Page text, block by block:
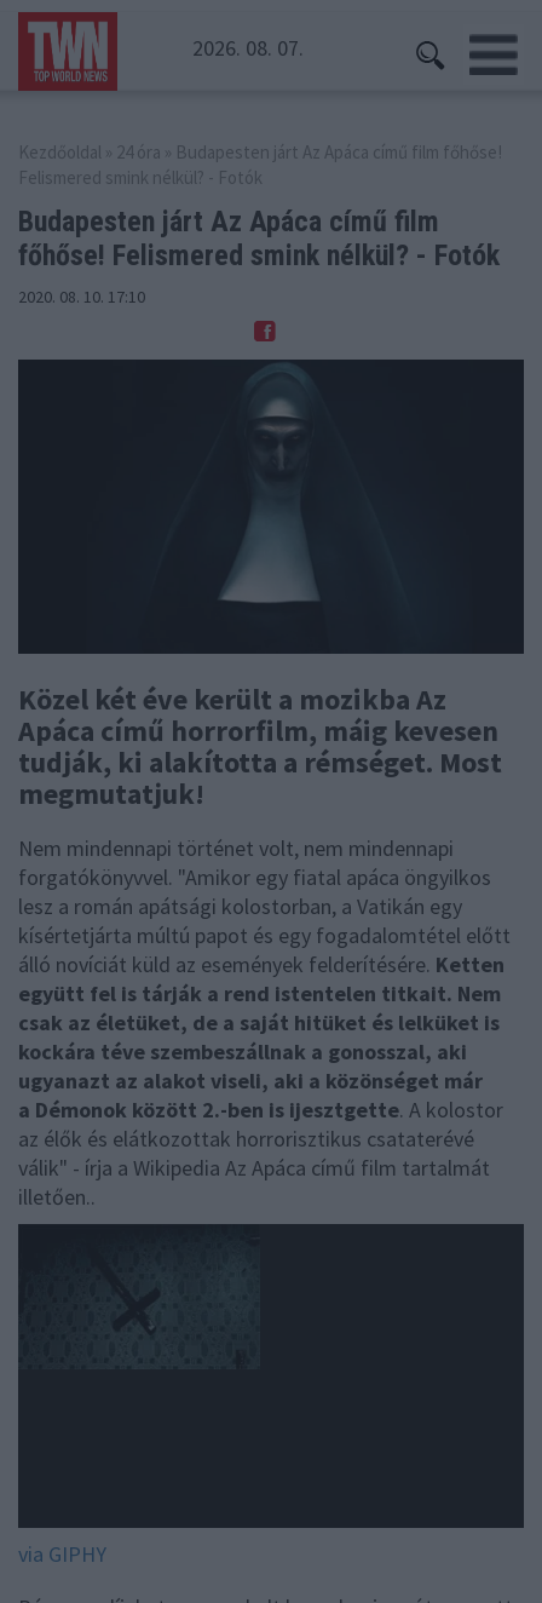
2026. 08. 07.
Kezdőoldal » 24 óra » Budapesten járt Az Apáca című film főhőse!
Felismered smink nélkül? - Fotók
Budapesten járt Az Apáca című film
főhőse! Felismered smink nélkül? - Fotók
2020. 08. 10. 17:10
Közel két éve került a mozikba Az
Apáca című horrorfilm, máig kevesen
tudják, ki alakította a rémséget. Most
megmutatjuk!
Nem mindennapi történet volt, nem mindennapi
forgatókönyvvel. "Amikor egy fiatal apáca öngyilkos
lesz a román apátsági kolostorban, a Vatikán egy
kísértetjárta múltú papot és egy fogadalomtétel előtt
álló novíciát küld az események felderítésére. Ketten
együtt fel is tárják a rend istentelen titkait. Nem
csak az életüket, de a saját hitüket és lelküket is
kockára téve szembeszállnak a gonosszal, aki
ugyanazt az alakot viseli, aki a közönséget már
a Démonok között 2.-ben is ijesztgette. A kolostor
az élők és elátkozottak horrorisztikus csataterévé
válik" - írja a Wikipedia Az Apáca című film tartalmát
illetően..
via GIPHY